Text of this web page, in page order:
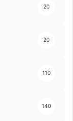
20
20
110
140